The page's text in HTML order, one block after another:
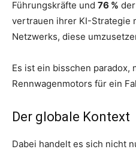
Führungskräfte und 76 %
vertrauen ihrer KI-Strategie
Netzwerks, diese
Es ist ein bisschen paradox,
Rennwagenmotors für ein
Der globale Kontext
Dabei handelt es sich nicht